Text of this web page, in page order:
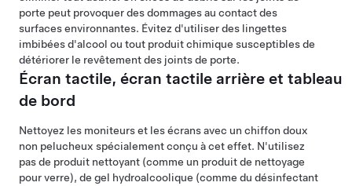
porte peut provoquer des dommages au contact des
surfaces environnantes. Évitez d'utiliser des lingettes
imbibées d'alcool ou tout produit chimique susceptibles de
détériorer le revêtement des joints de porte.
Écran tactile, écran tactile arrière et tableau
de bord
Nettoyez les moniteurs et les écrans avec un chiffon doux
non pelucheux spécialement conçu à cet effet. N'utilisez
pas de produit nettoyant (comme un produit de nettoyage
pour verre), de gel hydroalcoolique (comme du désinfectant